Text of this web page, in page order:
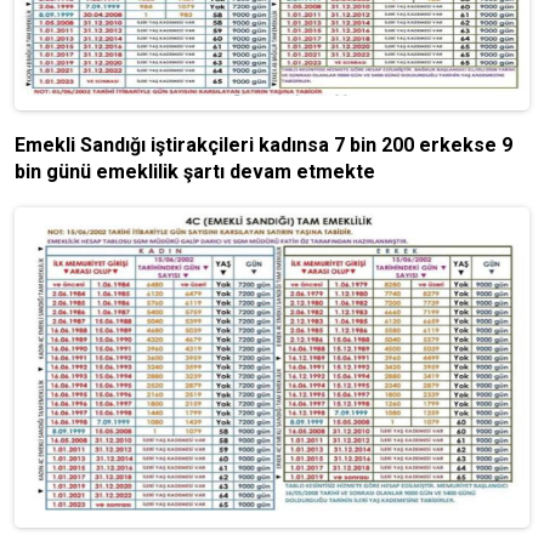
Emekli Sandığı iştirakçileri kadınsa 7 bin 200 erkekse 9
bin günü emeklilik şartı devam etmekte